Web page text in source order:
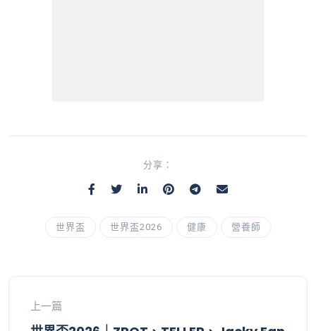
分享：
世界盃 世界盃2026 健康 營養師
上一篇